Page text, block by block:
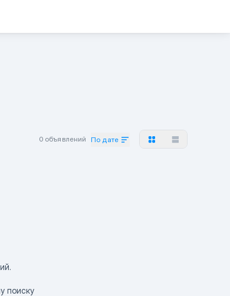
0 объявлений По дате
поиску